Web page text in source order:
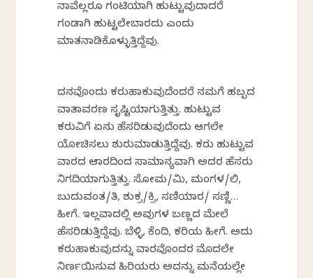
ನಾವೆಲ್ಲರೂ ಗಂಟಿಯಾಗಿ ಹುಟ್ಟುವುದಾದರೆ
ಗಂಡಾಗಿ ಹುಟ್ಟಲೇಬಾರದು ಎಂದು
ಮಾತನಾಡಿಕೊಳ್ಳುತ್ತಿದ್ದೆವು.
ದನವೊಂದು ಕರುಹಾಕುವುದೆಂದರೆ ನಮಗೆ ಹಬ್ಬದ
ವಾತಾವರಣ ಸೃಷ್ಟಿಯಾಗುತ್ತಿತ್ತು. ಹುಟ್ಟುವ
ಕರುವಿಗೆ ಏನು ಹೆಸರಿಡುವುದೆಂದು ಆಗಲೇ
ಯೋಚಿಸಲು ಶುರುಮಾಡುತ್ತಿದ್ದೆವು. ಕರು ಹುಟ್ಟುವ
ವಾರದ ಆಧಾರದಿಂದ ಸಾಮಾನ್ಯವಾಗಿ ಅದರ ಹೆಸರು
ನಿಗದಿಯಾಗುತ್ತಿತ್ತು. ಸೋಮ/ಮಿ, ಮಂಗಳ/ಲಿ,
ಬುದುವಂತ/ತಿ, ಶುಕ್ರ/ಕ್ರಿ, ಸಣಿಯಾರ/ ಸಣ್ಣಿ…
ಹೀಗೆ. ಇಲ್ಲವಾದಲ್ಲಿ ಅವುಗಳ ಬಣ್ಣದ ಮೇಲೆ
ಹೆಸರಿಡುತ್ತಿದ್ದೆವು. ಬೆಳ್ಳಿ, ಕೆಂದಿ, ಕರಿಯ ಹೀಗೆ. ಅದು
ಕರುಹಾಕುವುದನ್ನು ವಾರವೊಂದರ ಮೊದಲೇ
ನಿರ್ಣಯಿಸುವ ಹಿರಿಯರು ಅದನ್ನು ಮನೆಯಲ್ಲೇ